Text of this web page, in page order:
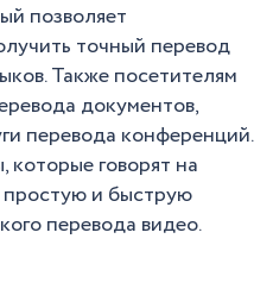
позволяет
точный перевод
Также посетителям
документов,
перевода конференций.
говорят на
простую и быструю
перевода видео.